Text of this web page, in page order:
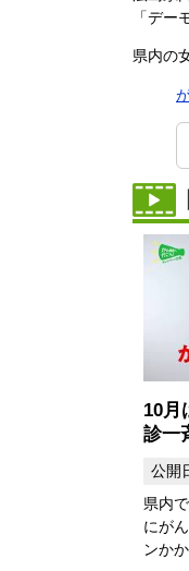
「デー
県内の
10月
診一
県内
にが
ンか